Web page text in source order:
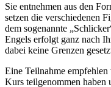
Sie entnehmen aus den
setzen die verschiedenen
dem sogenannte
Engels erfolgt ganz nach
dabei keine Grenzen
Eine Teilnahme empfehlen
Kurs teilgenommen haben